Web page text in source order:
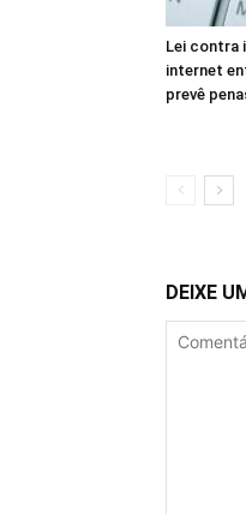
Lei contra
internet
prevê
DEIXE